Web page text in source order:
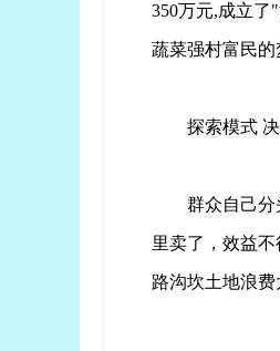
350万元,成立
蔬菜强村富民的
探索模式
群众自己
里卖了，效益
路沟坎土地浪